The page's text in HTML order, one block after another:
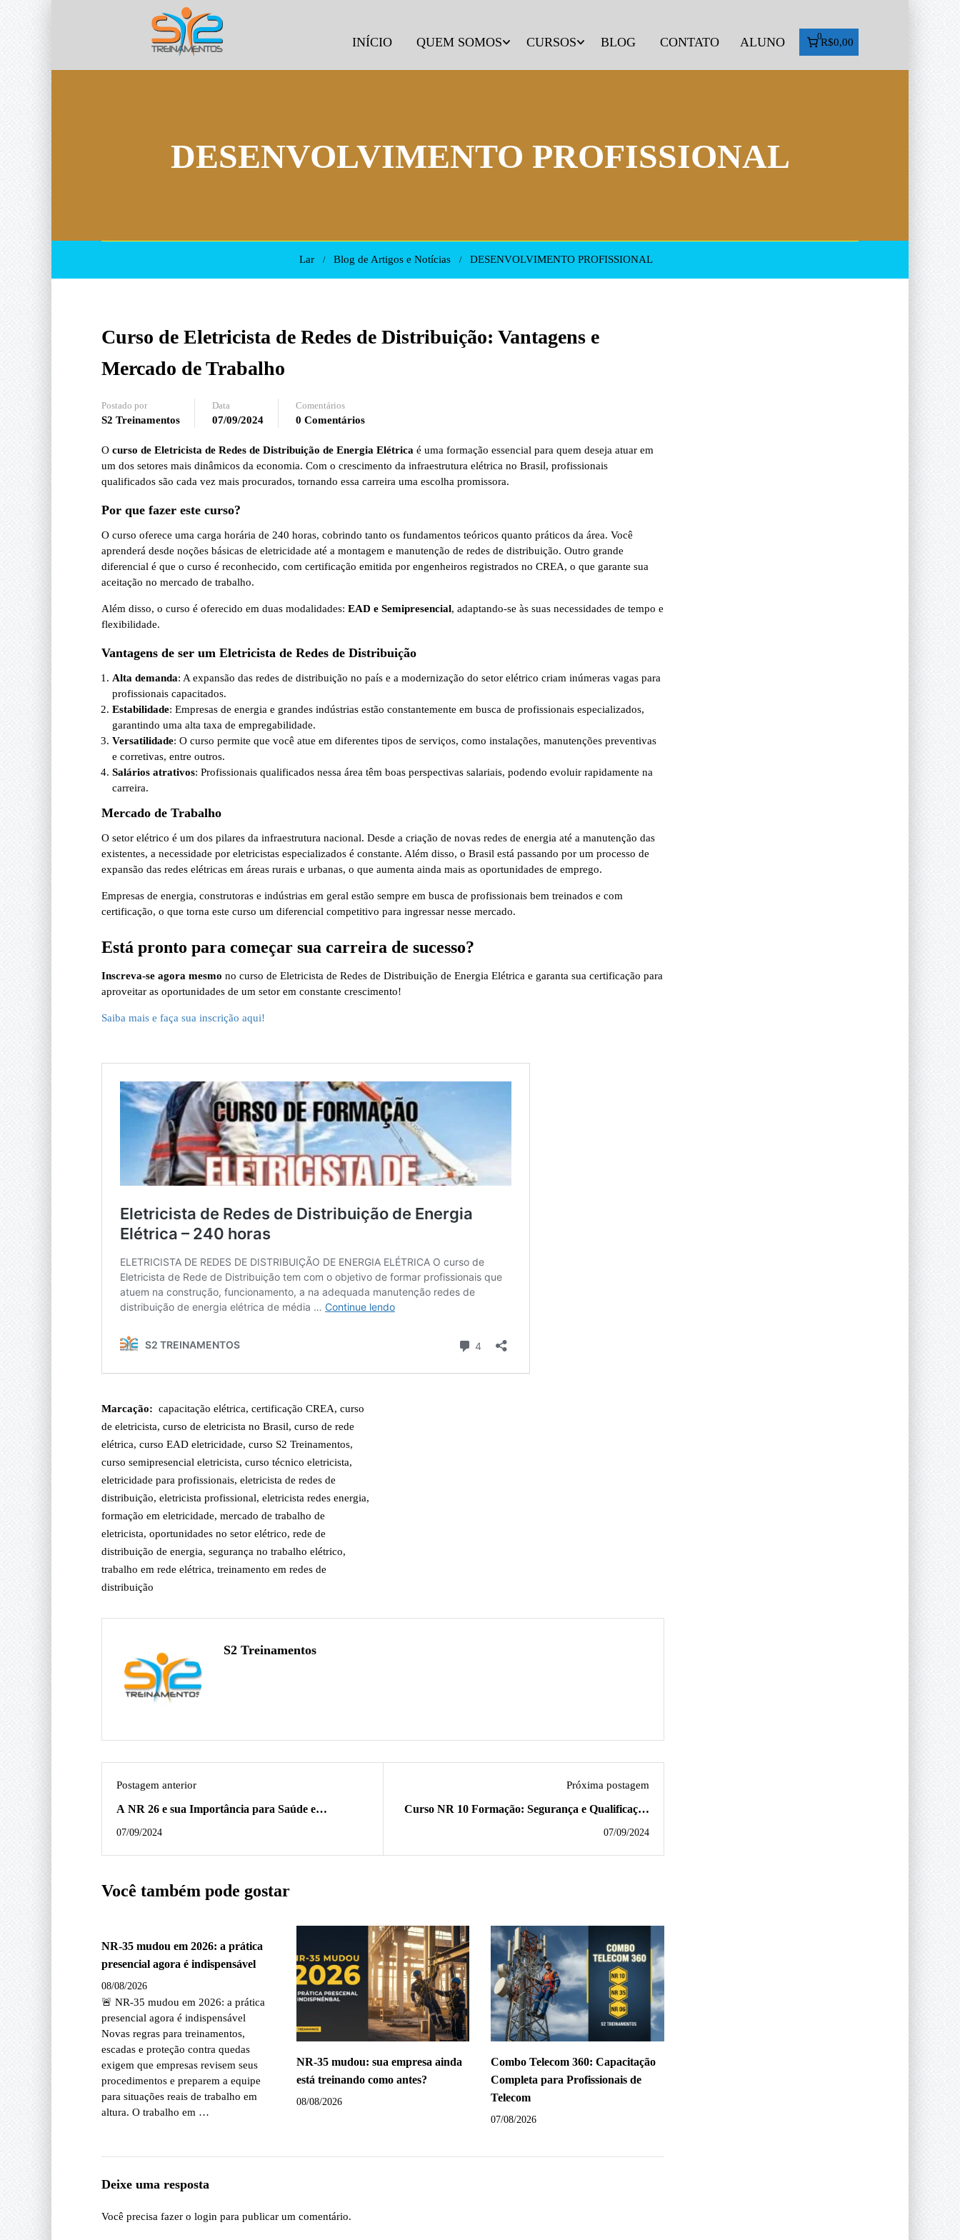
INÍCIO QUEM SOMOS CURSOS BLOG CONTATO ALUNO 0
R$0,00
DESENVOLVIMENTO PROFISSIONAL
Lar Blog de Artigos e Notícias DESENVOLVIMENTO PROFISSIONAL
Curso de Eletricista de Redes de Distribuição: Vantagens e
Mercado de Trabalho
Postado por
S2 Treinamentos
Data
07/09/2024
Comentários
0 Comentários
O curso de Eletricista de Redes de Distribuição de Energia Elétrica é uma formação essencial para quem deseja atuar em
um dos setores mais dinâmicos da economia. Com o crescimento da infraestrutura elétrica no Brasil, profissionais
qualificados são cada vez mais procurados, tornando essa carreira uma escolha promissora.
Por que fazer este curso?
O curso oferece uma carga horária de 240 horas, cobrindo tanto os fundamentos teóricos quanto práticos da área. Você
aprenderá desde noções básicas de eletricidade até a montagem e manutenção de redes de distribuição. Outro grande
diferencial é que o curso é reconhecido, com certificação emitida por engenheiros registrados no CREA, o que garante sua
aceitação no mercado de trabalho.
Além disso, o curso é oferecido em duas modalidades: EAD e Semipresencial, adaptando-se às suas necessidades de tempo e
flexibilidade.
Vantagens de ser um Eletricista de Redes de Distribuição
Alta demanda: A expansão das redes de distribuição no país e a modernização do setor elétrico criam inúmeras vagas para
profissionais capacitados.
Estabilidade: Empresas de energia e grandes indústrias estão constantemente em busca de profissionais especializados,
garantindo uma alta taxa de empregabilidade.
Versatilidade: O curso permite que você atue em diferentes tipos de serviços, como instalações, manutenções preventivas
e corretivas, entre outros.
Salários atrativos: Profissionais qualificados nessa área têm boas perspectivas salariais, podendo evoluir rapidamente na
carreira.
Mercado de Trabalho
O setor elétrico é um dos pilares da infraestrutura nacional. Desde a criação de novas redes de energia até a manutenção das
existentes, a necessidade por eletricistas especializados é constante. Além disso, o Brasil está passando por um processo de
expansão das redes elétricas em áreas rurais e urbanas, o que aumenta ainda mais as oportunidades de emprego.
Empresas de energia, construtoras e indústrias em geral estão sempre em busca de profissionais bem treinados e com
certificação, o que torna este curso um diferencial competitivo para ingressar nesse mercado.
Está pronto para começar sua carreira de sucesso?
Inscreva-se agora mesmo no curso de Eletricista de Redes de Distribuição de Energia Elétrica e garanta sua certificação para
aproveitar as oportunidades de um setor em constante crescimento!
Saiba mais e faça sua inscrição aqui!
Marcação: capacitação elétrica, certificação CREA, curso
de eletricista, curso de eletricista no Brasil, curso de rede
elétrica, curso EAD eletricidade, curso S2 Treinamentos,
curso semipresencial eletricista, curso técnico eletricista,
eletricidade para profissionais, eletricista de redes de
distribuição, eletricista profissional, eletricista redes energia,
formação em eletricidade, mercado de trabalho de
eletricista, oportunidades no setor elétrico, rede de
distribuição de energia, segurança no trabalho elétrico,
trabalho em rede elétrica, treinamento em redes de
distribuição
S2 Treinamentos
Postagem anterior
A NR 26 e sua Importância para Saúde e
Segurança do Trabalho
07/09/2024
Próxima postagem
Curso NR 10 Formação: Segurança e Qualificação
no Setor Elétrico
07/09/2024
Você também pode gostar
NR-35 mudou em 2026: a prática
presencial agora é indispensável
08/08/2026
🚨 NR-35 mudou em 2026: a prática
presencial agora é indispensável
Novas regras para treinamentos,
escadas e proteção contra quedas
exigem que empresas revisem seus
procedimentos e preparem a equipe
para situações reais de trabalho em
altura. O trabalho em …
NR-35 mudou: sua empresa ainda
está treinando como antes?
08/08/2026
Combo Telecom 360: Capacitação
Completa para Profissionais de
Telecom
07/08/2026
Deixe uma resposta
Você precisa fazer o login para publicar um comentário.